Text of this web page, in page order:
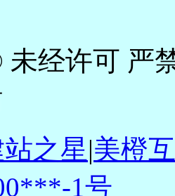
经许可 严
之星|美橙
1号